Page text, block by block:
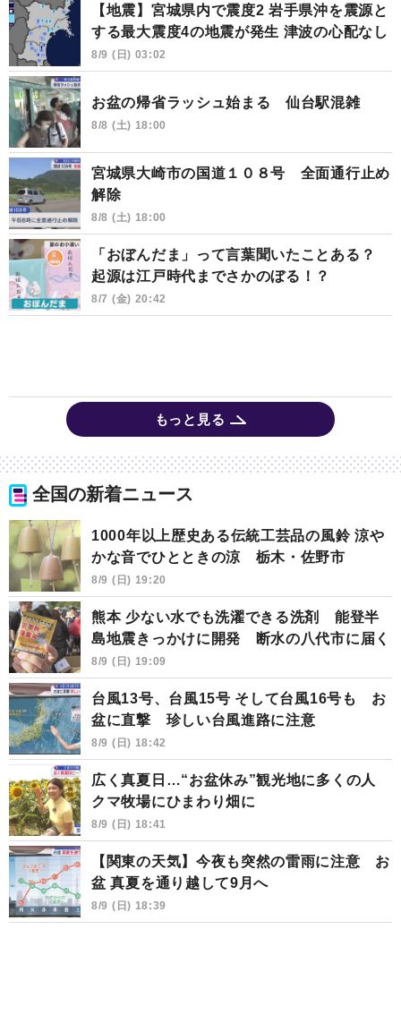
【地震】宮城県内で震度2 岩手県沖を震源と
する最大震度4の地震が発生 津波の心配なし
8/9 (日) 03:02
お盆の帰省ラッシュ始まる 仙台駅混雑
8/8 (土) 18:00
宮城県大崎市の国道１０８号 全面通行止め
解除
8/8 (土) 18:00
「おぼんだま」って言葉聞いたことある？
起源は江戸時代までさかのぼる！？
8/7 (金) 20:42
もっと見る
全国の新着ニュース
1000年以上歴史ある伝統工芸品の風鈴 涼や
かな音でひとときの涼 栃木・佐野市
8/9 (日) 19:20
熊本 少ない水でも洗濯できる洗剤 能登半
島地震きっかけに開発 断水の八代市に届く
8/9 (日) 19:09
台風13号、台風15号 そして台風16号も お
盆に直撃 珍しい台風進路に注意
8/9 (日) 18:42
広く真夏日…“お盆休み”観光地に多くの人
クマ牧場にひまわり畑に
8/9 (日) 18:41
【関東の天気】今夜も突然の雷雨に注意 お
盆 真夏を通り越して9月へ
8/9 (日) 18:39